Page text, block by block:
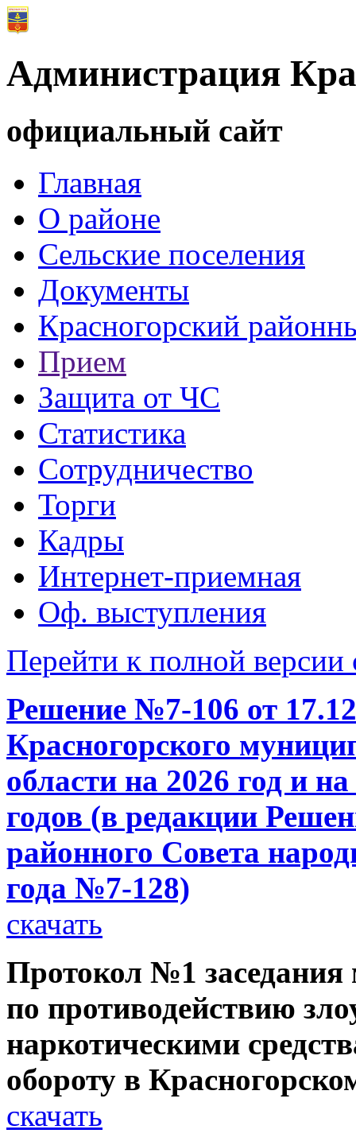
Администрация
официальный сайт
Главная
О районе
Сельские поселения
Документы
Красногорский
Прием
Защита от ЧС
Статистика
Сотрудничество
Торги
Кадры
Интернет-приемная
Оф. выступления
Перейти к полной версии
Решение №7-106 от
Красногорского
области на 2026 год и
годов (в редакции
районного Совета
года №7-128)
скачать
Протокол №1 заседания
по противодействию
наркотическими
обороту в
скачать